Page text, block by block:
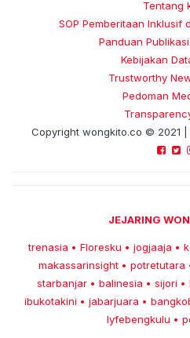
Tentang
SOP Pemberitaan Inklusif
Panduan
Kebijakan
Trustworthy
Pedoman
Copyright wongkito.co © 2021 |
JEJARING
trenasia • Floresku • jogjaaja •
makassarinsight • potretutara
starbanjar • balinesia • sijori •
ibukotakini • jabarjuara •
lyfebengkulu •